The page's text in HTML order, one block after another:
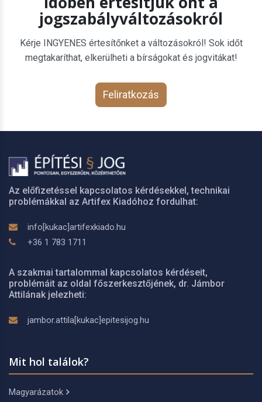
jogszabályváltozásokról
Kérje INGYENES értesítőnket a változásokról! Sok időt
megtakaríthat, elkerülheti a bírságokat és jogvitákat!
Feliratkozás
Az előfizetéssel kapcsolatos kérdésekkel, technikai
problémákkal az Artifex Kiadóhoz fordulhat:
info[kukac]artifexkiado.hu
+36 1 783 1711
A szakmai tartalommal kapcsolatos kérdéseit,
problémáit az oldal főszerkesztőjének, dr. Jámbor
Attilának jelezheti:
jambor.attila[kukac]epitesijog.hu
Mit hol találok?
Magyarázatok